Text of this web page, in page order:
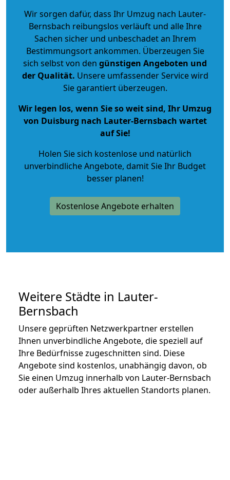
Wir sorgen dafür, dass Ihr Umzug nach Lauter-
Bernsbach reibungslos verläuft und alle Ihre
Sachen sicher und unbeschadet an Ihrem
Bestimmungsort ankommen. Überzeugen Sie
sich selbst von den günstigen Angeboten und
der Qualität. Unsere umfassender Service wird
Sie garantiert überzeugen.
Wir legen los, wenn Sie so weit sind, Ihr Umzug
von Duisburg nach Lauter-Bernsbach wartet
auf Sie!
Holen Sie sich kostenlose und natürlich
unverbindliche Angebote, damit Sie Ihr Budget
besser planen!
Kostenlose Angebote erhalten
Weitere Städte in Lauter-
Bernsbach
Unsere geprüften Netzwerkpartner erstellen
Ihnen unverbindliche Angebote, die speziell auf
Ihre Bedürfnisse zugeschnitten sind. Diese
Angebote sind kostenlos, unabhängig davon, ob
Sie einen Umzug innerhalb von Lauter-Bernsbach
oder außerhalb Ihres aktuellen Standorts planen.